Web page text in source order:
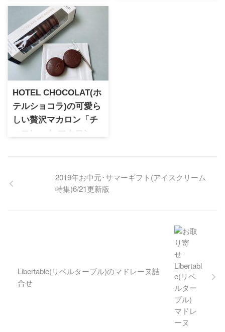
贅沢クッキー缶
テロワール 希少なクリスタル
バニラが香る「ヴァニーユク
リスタル」を実食レビュー。
マダガスカル産バニラを超え
ると言われるクリスタルバニ
ラを贅沢に使用した大人のク
ッキー缶です。香りや食感、
実際に食べた感想を詳しくご
紹介します。
HOTEL CHOCOLAT(ホ
テルショコラ)の可愛ら
しい贅沢マカロン「チ
ョコレート マカロン」
小ぶりで可愛らしいフォルム
が魅力。濃厚なヘーゼルナッ
2019年お中元･サマーギフト(アイスクリーム